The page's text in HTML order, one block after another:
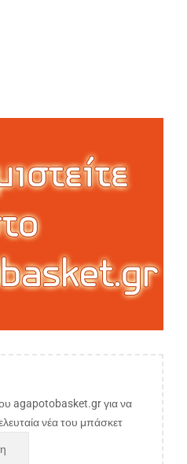
agapotobasket.gr για να
νέα του μπάσκετ